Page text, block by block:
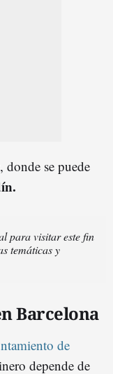
se puede
para visitar este fin
temáticas y
Barcelona
de
depende de